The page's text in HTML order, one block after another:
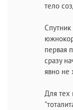
тело
Спутник
первая
сразу
явно не
Для тех